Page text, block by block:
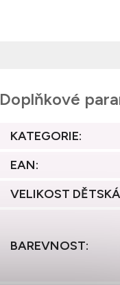
Doplňkové
KATEGORIE:
EAN:
VELIKOST DĚTSKÁ
BAREVNOST: